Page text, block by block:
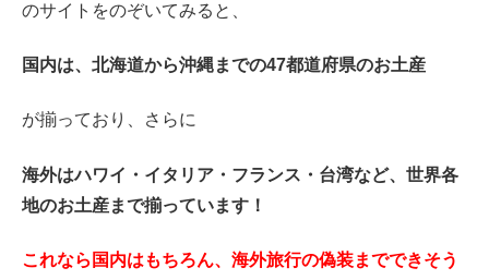
のサイトをのぞいてみると、
国内は、北海道から沖縄までの47都道府県のお土産
が揃っており、さらに
海外はハワイ・イタリア・フランス・台湾など、世界各
地のお土産まで揃っています！
これなら国内はもちろん、海外旅行の偽装までできそう